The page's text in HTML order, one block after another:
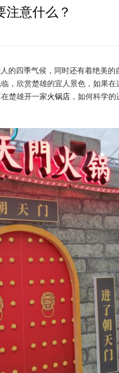
注意什么？
的四季气候，同时还有着绝美的
，欣赏楚雄的宜人景色，如果在
楚雄开一家火锅店 ，如何科学